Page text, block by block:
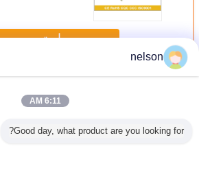
استمر
أكثرموصل متعدد المسامير للخدمة الشاقة
nelson
6:11 AM
Good day, what product are you looking for?